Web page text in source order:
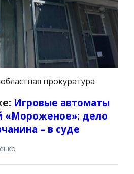
прокуратура
Игровые автоматы
«Мороженое»: дело
– в суде